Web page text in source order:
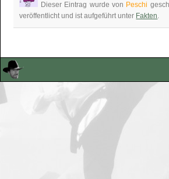
Dieser Eintrag wurde von Peschi
veröffentlicht und ist aufgeführt unter Fakten.